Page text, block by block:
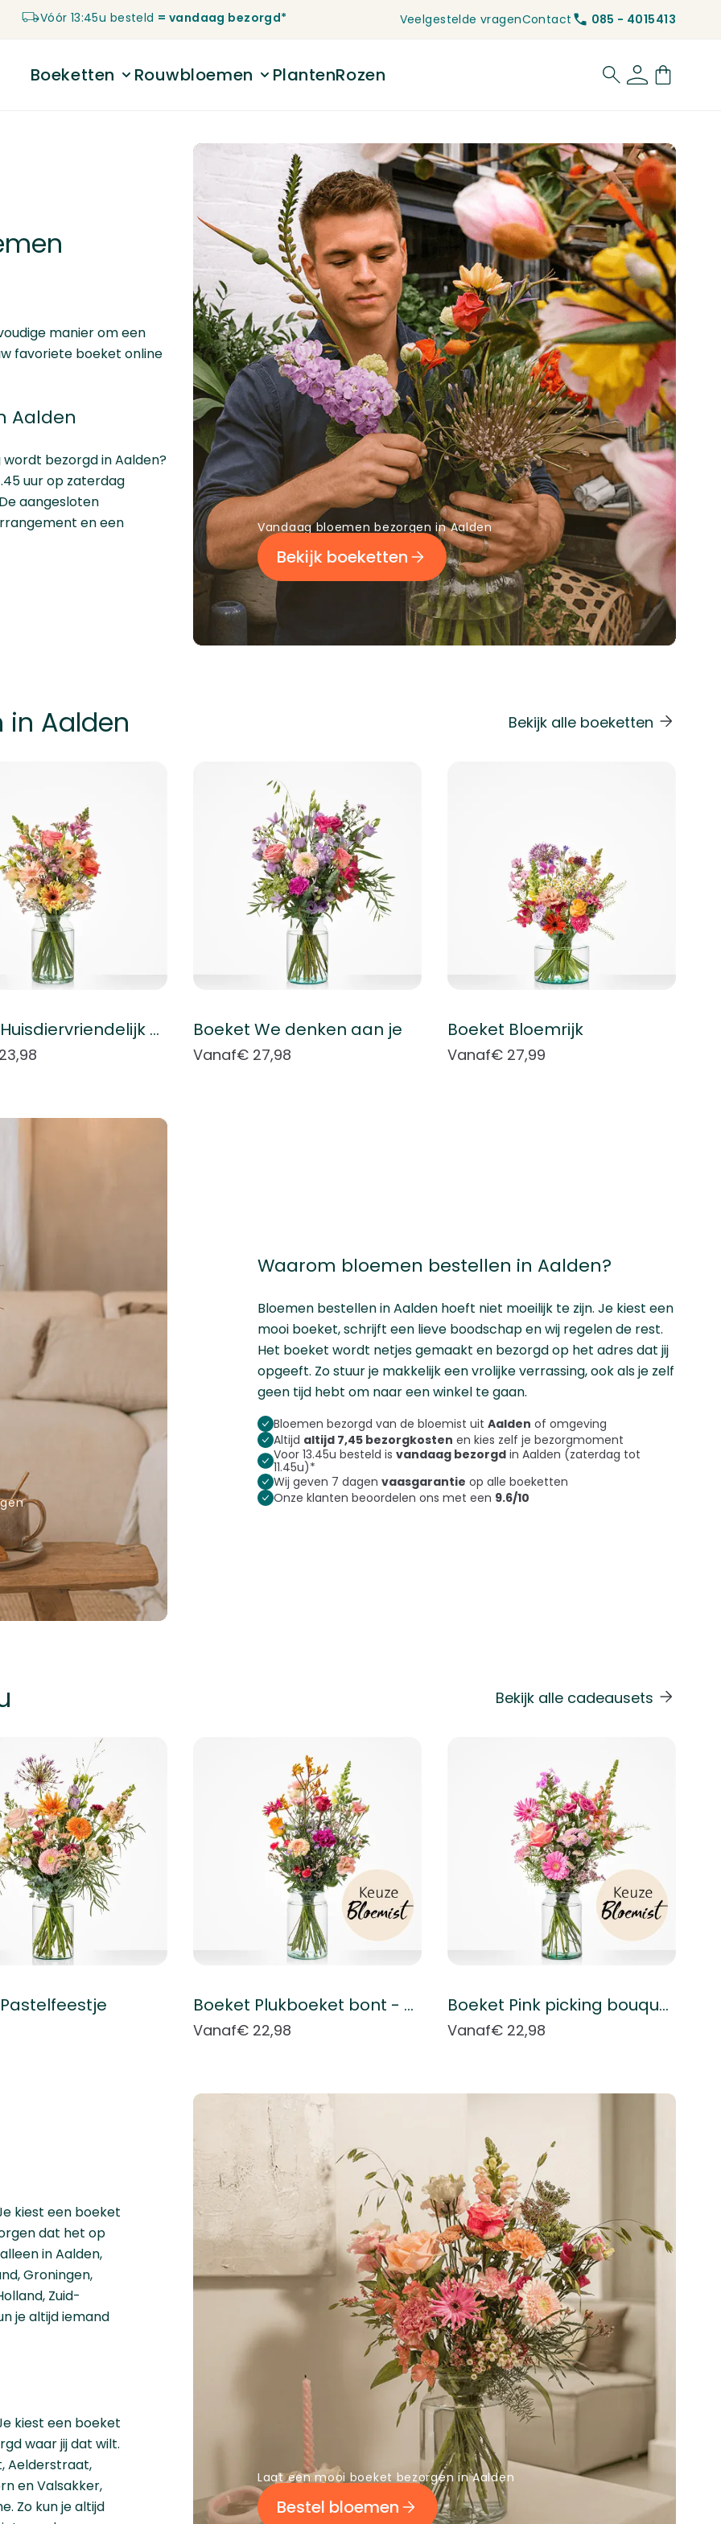
Vóór 13:45u besteld = vandaag bezorgd* Veelgestelde vragenContact
085 - 4015413
Boeketten Toggle submenu for Boeketten
Rouwbloemen Toggle submenu for Rouwbloemen
PlantenRozen
manier om een
favoriete boeket online
Aalden
bezorgd in Aalden?
uur op zaterdag
aangesloten
en een
Vandaag bloemen bezorgen in Aalden
Bekijk boeketten
in Aalden Bekijk alle boeketten
Boeket Huisdiervriendelijk boeket Boeket We denken aan je
Vanaf€ 27,98
Boeket Bloemrijk
Vanaf€ 27,99
Waarom bloemen bestellen in Aalden?
Bloemen bestellenin Aalden hoeft niet moeilijk te zijn. Je kiest een
mooi boeket, schrijft een lieve boodschap en wij regelen de rest.
Het boeket wordt netjes gemaakt en bezorgd op het adres dat jij
opgeeft. Zo stuur je makkelijk een vrolijke verrassing, ook als je zelf
geen tijd hebt om naar een winkel te gaan.
Bloemen bezorgd van de bloemist uit Aalden of omgeving
Altijd altijd 7,45 bezorgkosten en kies zelf je bezorgmoment
Voor 13.45u besteld is vandaag bezorgdin Aalden (zaterdag tot
11.45u)*
Wij geven 7 dagen vaasgarantie op alle boeketten
Onze klanten beoordelen ons met een 9.6/10
Bekijk alle cadeausets
Boeket Plukboeket bont - Keuze bloemist
Vanaf€ 22,98
Boeket Pink picking bouquet - Florist's choice
Vanaf€ 22,98
kiest een boeket
dat het op
in Aalden,
,Groningen,
, Zuid-
je altijd iemand
kiest een boeket
waar jij dat wilt.
Aelderstraat,
en Valsakker,
Zo kun je altijd
Laat een mooi boeket bezorgen in Aalden
Bestel bloemen